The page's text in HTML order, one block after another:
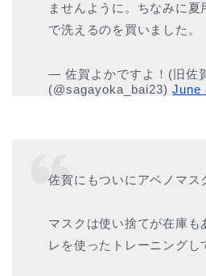
ませんように。ちなみに
で洗えるのを買いました。
— 佐賀よかですよ！(旧佐
(@sagayoka_bai23)June
佐賀にもついにアベノマス
マスクは使い捨てが在庫も
レを使ったトレーニングし